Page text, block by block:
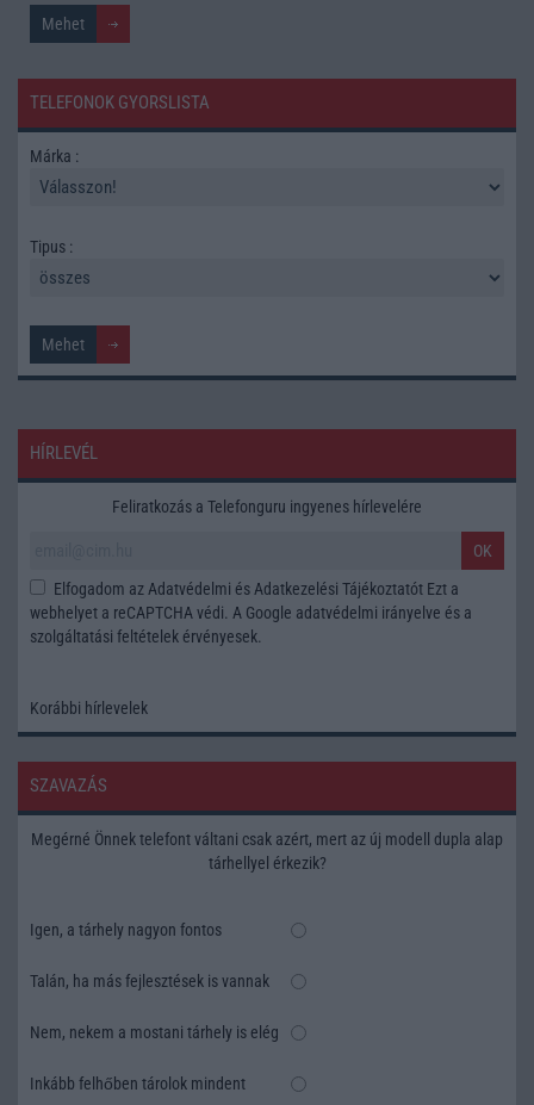
TELEFONOK GYORSLISTA
Márka :
Tipus :
HÍRLEVÉL
Feliratkozás a Telefonguru ingyenes hírlevelére
OK
Elfogadom az Adatvédelmi és Adatkezelési Tájékoztatót Ezt a
webhelyet a reCAPTCHA védi. A Google adatvédelmi irányelve és a
szolgáltatási feltételek érvényesek.
Korábbi hírlevelek
SZAVAZÁS
Megérné Önnek telefont váltani csak azért, mert az új modell dupla alap
tárhellyel érkezik?
Igen, a tárhely nagyon fontos
Talán, ha más fejlesztések is vannak
Nem, nekem a mostani tárhely is elég
Inkább felhőben tárolok mindent